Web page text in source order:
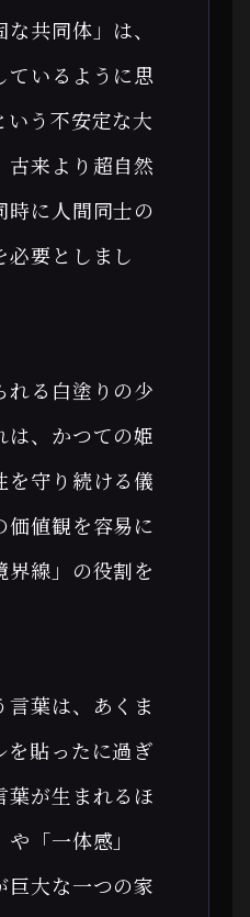
共同体」は、
ているように思
いう不安定な大
古来より超自然
時に人間同士の
必要としまし
れる白塗りの少
は、かつての姫
を守り続ける儀
価値観を容易に
線」の役割を
言葉は、あくま
を貼ったに過ぎ
葉が生まれるほ
「一体感」
巨大な一つの家